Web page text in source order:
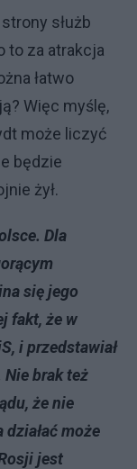
służb
to za atrakcja
łatwo
Więc myślę,
może liczyć
będzie
żył.
Dla
się jego
fakt, że w
i przedstawiał
brak też
że nie
może
jest